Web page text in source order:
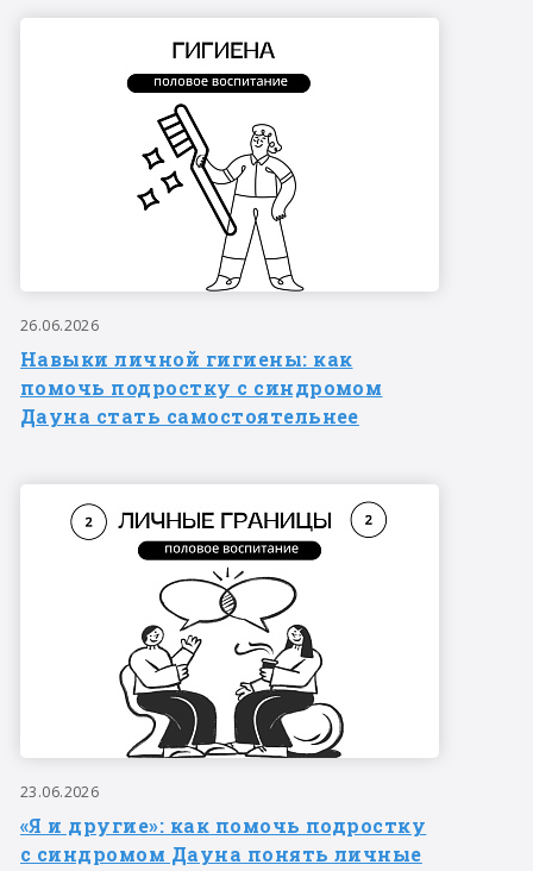
26.06.2026
Навыки личной гигиены: как
помочь подростку с синдромом
Дауна стать самостоятельнее
23.06.2026
«Я и другие»: как помочь подростку
с синдромом Дауна понять личные